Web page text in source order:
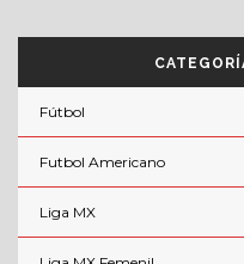
Fútbol
Futbol Americano
Liga MX